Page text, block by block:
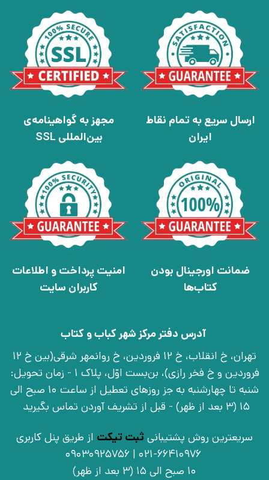
ارسال سریع به تمام نقاط
ایران
مجهز به گواهینامه‌ی
بین‌المللی SSL
ضمانت اورجینال بودن
کتاب‌ها
امنیت پرداخت و اطلاعات
کاربران سایت
آدرس دفتر مرکز شهر کباب و کتاب
تهران، خ انقلاب، خ 12 فروردین، خ روانمهر شرقی(بین خ 12
فروردین و خ فخر رازی)، بن‌بست اوّل، پلاک 1 - زمان تحویل:
شنبه تا چهارشنبه به جز روزهای تعطیل از ساعت 10 صبح الی
15 (3 بعد از ظهر) - قبل از تشریف آوردن تماس بگیرید
سریعترین روش پشتیبانی ثبت تیکت از طریق پنل کاربری
021-66410976 | 09030925756
10 صبح الی 15 (3 بعد از ظهر)